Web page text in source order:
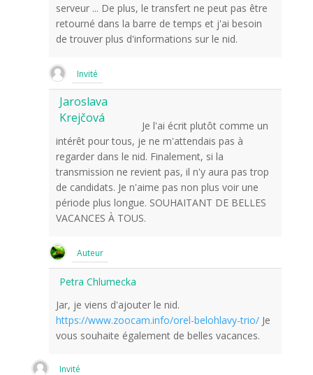
serveur ... De plus, le transfert ne peut pas être
retourné dans la barre de temps et j'ai besoin
de trouver plus d'informations sur le nid.
Invité
Jaroslava
Krejčová
Je l'ai écrit plutôt comme un
intérêt pour tous, je ne m'attendais pas à
regarder dans le nid. Finalement, si la
transmission ne revient pas, il n'y aura pas trop
de candidats. Je n'aime pas non plus voir une
période plus longue. SOUHAITANT DE BELLES
VACANCES À TOUS.
Auteur
Petra Chlumecka
Jar, je viens d'ajouter le nid.
https://www.zoocam.info/orel-belohlavy-trio/Je
vous souhaite également de belles vacances.
Invité